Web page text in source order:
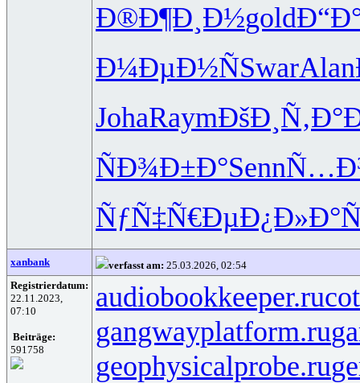
Ð®Ð¶Ð¸Ð½gold
Ð¼ÐµÐ½ÑSwarAlan
JohaRaymÐšÐ¸Ñ‚Ð°
ÑÐ¾Ð±Ð°Senn
ÑƒÑ‡Ñ€Ðµ
xanbank verfasst am: 25.03.2026, 02:54
Registrierdatum:
22.11.2023,
07:10
Beiträge:
591758
audiobookkeeper.ru
gangwayplatform.ru
geophysicalprobe.ru